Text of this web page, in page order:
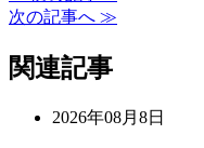
次の記事へ ≫
関連記事
2026年08月8日